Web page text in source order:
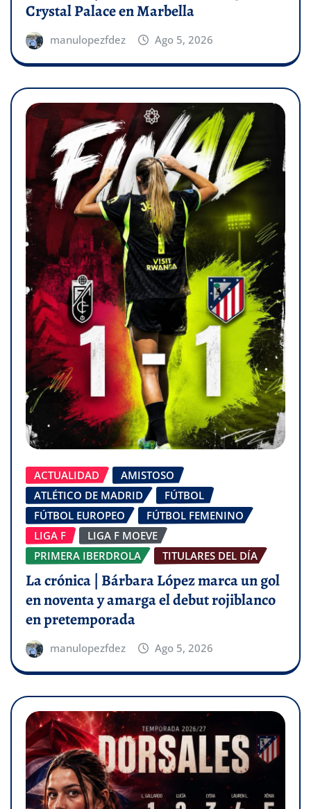
Crystal Palace en Marbella
manulopezfdez Ago 5, 2026
ACTUALIDAD
AMISTOSO
ATLÉTICO DE MADRID
FÚTBOL
FÚTBOL EUROPEO
FÚTBOL FEMENINO
LIGA F
LIGA F MOEVE
PRIMERA IBERDROLA
TITULARES DEL DÍA
La crónica | Bárbara López marca un gol
en noventa y amarga el debut rojiblanco
en pretemporada
manulopezfdez Ago 5, 2026